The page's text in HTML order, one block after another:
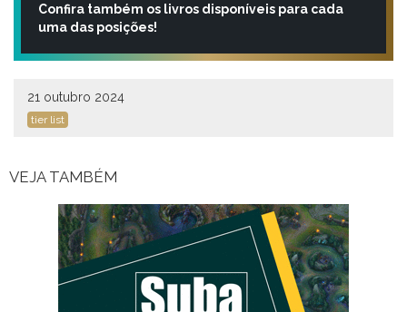
Confira também os livros disponíveis para cada
uma das posições!
21 outubro 2024
tier list
VEJA TAMBÉM